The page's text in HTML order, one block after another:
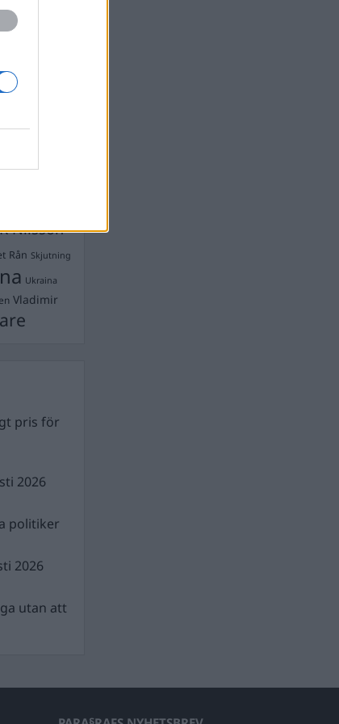
Nilsson
Rån Skjutning
Ukraina
Vladimir
pris för
2026
politiker
2026
utan att